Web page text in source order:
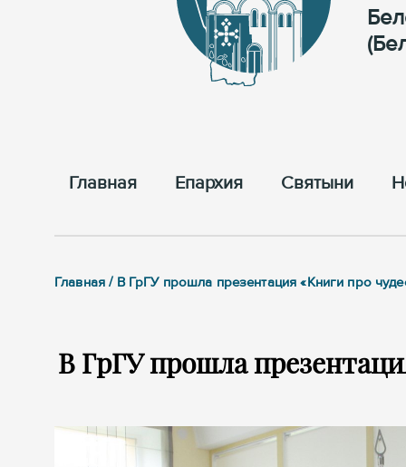
Главная Епархия Cвятыни
Главная / В ГрГУ прошла презентация «Книги про
В ГрГУ прошла